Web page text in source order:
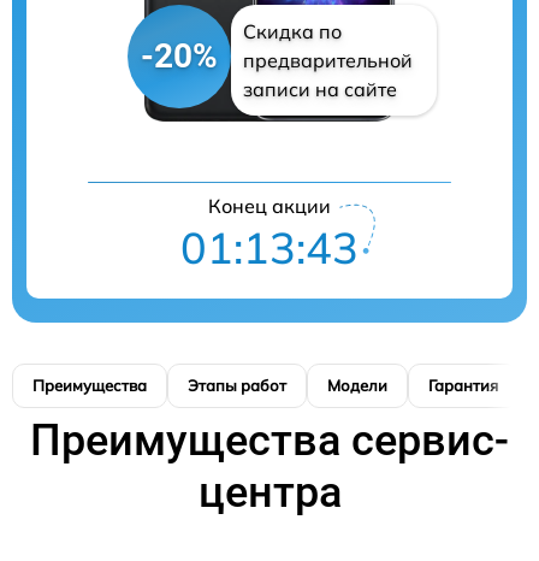
-20%
Скидка по
предварительной
записи на сайте
Конец акции
01:13:42
Преимущества Этапы работ Модели Гарантия
Преимущества сервис-
центра